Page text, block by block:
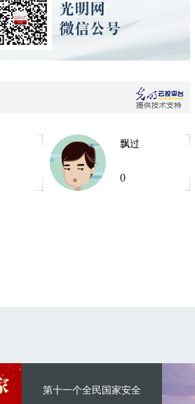
飘过
0
第十一个全民国家安全